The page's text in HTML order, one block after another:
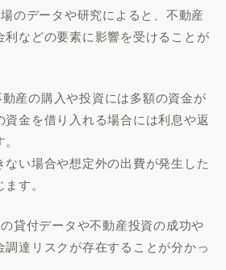
のデータや研究によると、不動産
利などの要素に影響を受けることが
産の購入や投資には多額の資金が
資金を借り入れる場合には利息や返
ない場合や想定外の出費が発生した
す。
貸付データや不動産投資の成功や
調達リスクが存在することが分かっ